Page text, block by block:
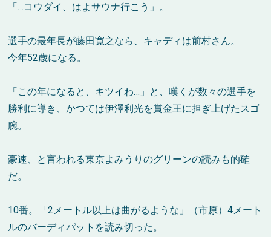
「…コウダイ、はよサウナ行こう」。
選手の最年長が藤田寛之なら、キャディは前村さん。
今年52歳になる。
「この年になると、キツイわ…」と、嘆くが数々の選手を
勝利に導き、かつては伊澤利光を賞金王に担ぎ上げたスゴ
腕。
豪速、と言われる東京よみうりのグリーンの読みも的確
だ。
10番。「2メートル以上は曲がるような」（市原）4メート
ルのバーディパットを読み切った。